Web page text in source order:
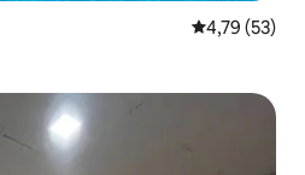
Gemiddelde
4,79 (53)